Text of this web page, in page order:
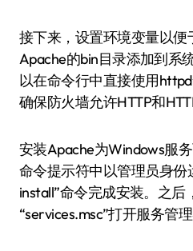
接下来，设置环境变量以便
Apache的bin目录添加到系
以在命令行中直接使用
确保防火墙允许HTTP和
安装Apache为Windows服
命令提示符中以管理员身
install”命令完成安装。之后
“services.msc”打开服务管